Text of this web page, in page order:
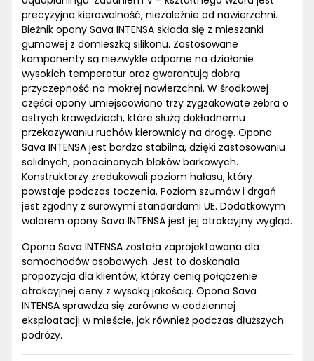
precyzyjna kierowalność, niezależnie od nawierzchni.
Bieżnik opony Sava INTENSA składa się z mieszanki
gumowej z domieszką silikonu. Zastosowane
komponenty są niezwykle odporne na działanie
wysokich temperatur oraz gwarantują dobrą
przyczepność na mokrej nawierzchni. W środkowej
części opony umiejscowiono trzy zygzakowate żebra o
ostrych krawędziach, które służą dokładnemu
przekazywaniu ruchów kierownicy na drogę. Opona
Sava INTENSA jest bardzo stabilna, dzięki zastosowaniu
solidnych, ponacinanych bloków barkowych.
Konstruktorzy zredukowali poziom hałasu, który
powstaje podczas toczenia. Poziom szumów i drgań
jest zgodny z surowymi standardami UE. Dodatkowym
walorem opony Sava INTENSA jest jej atrakcyjny wygląd.
Opona Sava INTENSA została zaprojektowana dla
samochodów osobowych. Jest to doskonała
propozycja dla klientów, którzy cenią połączenie
atrakcyjnej ceny z wysoką jakością. Opona Sava
INTENSA sprawdza się zarówno w codziennej
eksploatacji w mieście, jak również podczas dłuższych
podróży.